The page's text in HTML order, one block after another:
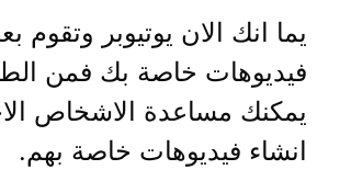
يما انك الان يوتيوبر وتقوم
فيديوهات خاصة بك فمن
يمكنك مساعدة الاشخاص
انشاء فيديوهات خاصة بهم.